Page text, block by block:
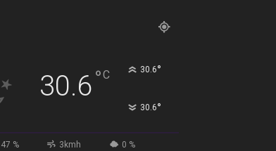
30.6°C 30.6°
30.6°
47 % 3kmh 0 %